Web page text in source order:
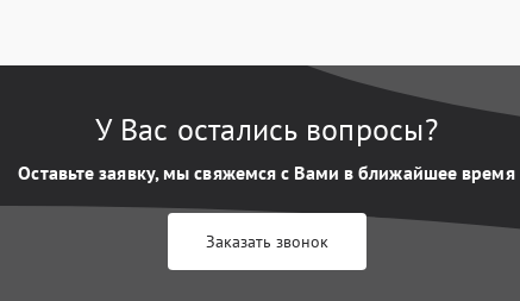
60 мин 1 год
Поломка системы автоматического
отключения
Неисправность системы защиты от
60 мин
У Вас остались вопросы?
Оставьте заявку, мы свяжемся с Вами в ближайшее время
Заказать звонок